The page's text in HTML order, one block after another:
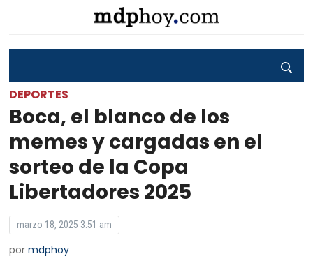
DEPORTES
Boca, el blanco de los
memes y cargadas en el
sorteo de la Copa
Libertadores 2025
marzo 18, 2025 3:51 am
pormdphoy